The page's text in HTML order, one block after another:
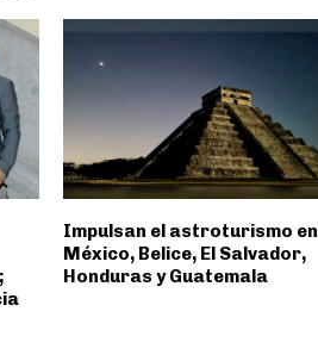
Impulsan el astroturismo en
México, Belice, El Salvador,
Honduras y Guatemala